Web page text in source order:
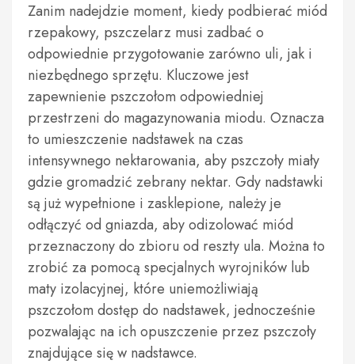
Zanim nadejdzie moment, kiedy podbierać miód
rzepakowy, pszczelarz musi zadbać o
odpowiednie przygotowanie zarówno uli, jak i
niezbędnego sprzętu. Kluczowe jest
zapewnienie pszczołom odpowiedniej
przestrzeni do magazynowania miodu. Oznacza
to umieszczenie nadstawek na czas
intensywnego nektarowania, aby pszczoły miały
gdzie gromadzić zebrany nektar. Gdy nadstawki
są już wypełnione i zasklepione, należy je
odłączyć od gniazda, aby odizolować miód
przeznaczony do zbioru od reszty ula. Można to
zrobić za pomocą specjalnych wyrojników lub
maty izolacyjnej, które uniemożliwiają
pszczołom dostęp do nadstawek, jednocześnie
pozwalając na ich opuszczenie przez pszczoły
znajdujące się w nadstawce.